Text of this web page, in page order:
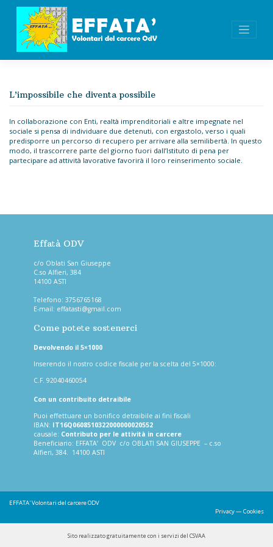
content
L’impossibile che diventa possibile
In collaborazione con Enti, realtà imprenditoriali e altre impegnate nel
sociale si pensa di individuare due detenuti, con ergastolo, verso i quali
predisporre un percorso di recupero per arrivare alla semilibertà. In questo
modo, il trascorrere parte del giorno fuori dall’Istituto di pena per
partecipare ad attività lavorative favorirà il loro reinserimento sociale.
Effatà ODV
c/o Oblati San Giuseppe
C.so Alfieri, 384
14100 ASTI
Telefono: 3756765168
E-mail: effatasti@gmail.com
Come potete sostenerci
Devolvendo il 5×1000
Inserendo il nostro codice fiscale per la scelta del 5×1000:
C.F. 92040460054
Con un contribuito detraibile
Puoi effettuare un bonifico detraibile ai fini fiscali
IBAN: IT16Q0608510322000000020552
causale: Contributo per le attività in carcere
Beneficiario: EFFATA’ ODV c/o OBLATI SAN GIUSEPPE – c.so
Alfieri, 384. 14100 ASTI
EFFATA'Volontari del carcere ODV
Privacy—Cookies
Sito realizzato gratuitamente con i servizi del CSVAA